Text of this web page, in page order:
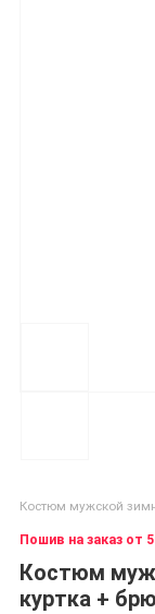
Костюм мужской
Пошив на заказ от
Костюм
куртка +